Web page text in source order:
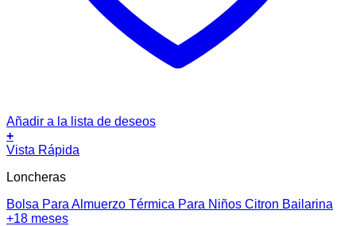
Añadir a la lista de deseos
+
Vista Rápida
Loncheras
Bolsa Para Almuerzo Térmica Para Niños Citron Bailarina
+18 meses